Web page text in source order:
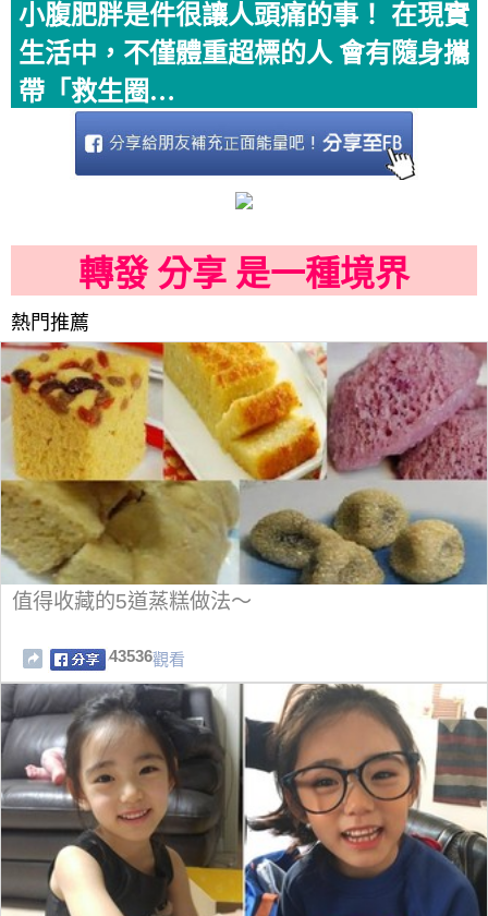
小腹肥胖是件很讓人頭痛的事！ 在現實
生活中，不僅體重超標的人 會有隨身攜
帶「救生圈…
轉發 分享 是一種境界
熱門推薦
值得收藏的5道蒸糕做法～
43536觀看